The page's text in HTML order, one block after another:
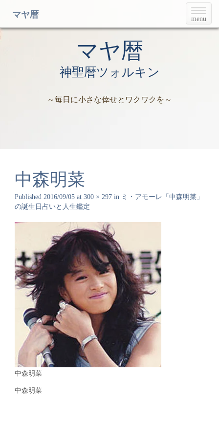
T
o
g
menu
マヤ暦
マヤ暦
神聖暦ツォルキン
～毎日に小さな倖せとワクワクを～
中森明菜
Published 2016/09/05 at 300 × 297 in ミ・アモーレ「中森明菜」
の誕生日占いと人生鑑定
中森明菜
中森明菜